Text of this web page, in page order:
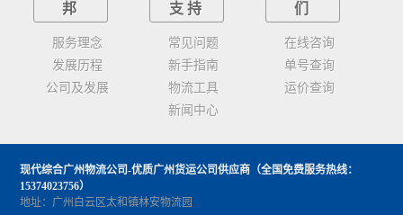
邦
服务理念
发展历程
公司及发展
支持
常见问题
新手指南
物流工具
新闻中心
们
在线咨询
单号查询
运价查询
现代综合广州物流公司-优质广州货运公司供应商 （全国免费服务热线：
15374023756）
地址：广州白云区太和镇林安物流园